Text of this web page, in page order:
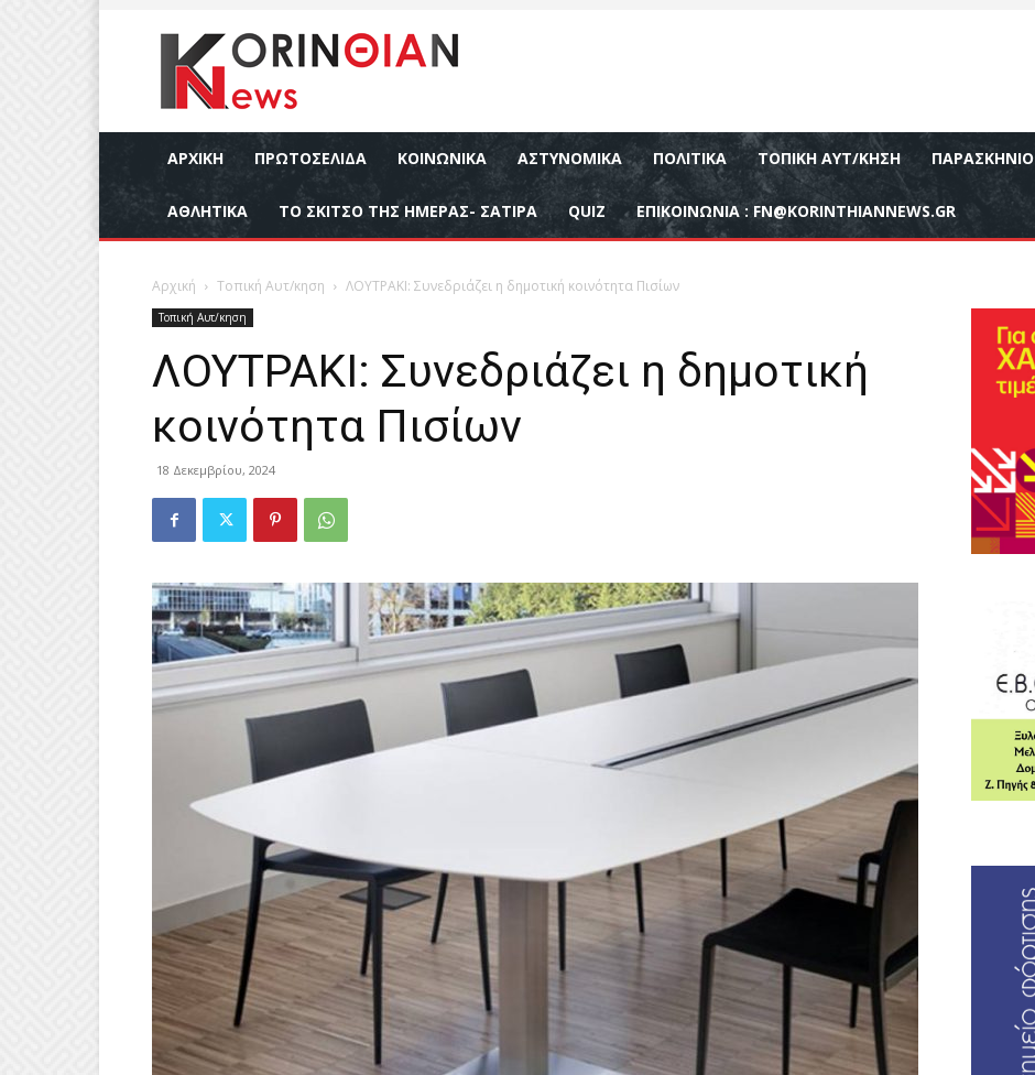
ΑΡΧΙΚΉ ΠΡΩΤΟΣΕΛΙΔΑ ΚΟΙΝΩΝΙΚΆ ΑΣΤΥΝΟΜΙΚΆ ΠΟΛΙΤΙΚΆ ΤΟΠΙΚΉ ΑΥΤ/ΚΗΣΗ ΠΑΡΑΣΚΉΝΙΟ
ΑΘΛΗΤΙΚΆ ΤΟ ΣΚΙΤΣΟ ΤΗΣ ΗΜΕΡΑΣ- ΣΑΤΙΡΑ QUIZ ΕΠΙΚΟΙΝΩΝΊΑ : FN@KORINTHIANNEWS.GR
Αρχική Τοπική Αυτ/κηση ΛΟΥΤΡΑΚΙ: Συνεδριάζει η δημοτική κοινότητα Πισίων
Τοπική Αυτ/κηση
ΛΟΥΤΡΑΚΙ: Συνεδριάζει η δημοτική
κοινότητα Πισίων
18 Δεκεμβρίου, 2024